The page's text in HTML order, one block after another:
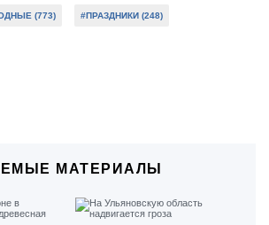
(773) #ПРАЗДНИКИ (248)
МАТЕРИАЛЫ